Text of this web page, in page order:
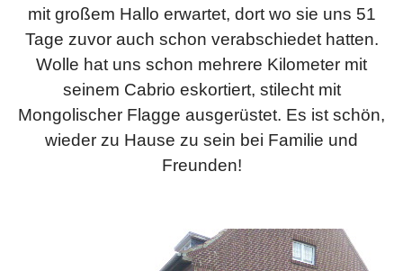
mit großem Hallo erwartet, dort wo sie uns 51
Tage zuvor auch schon verabschiedet hatten.
Wolle hat uns schon mehrere Kilometer mit
seinem Cabrio eskortiert, stilecht mit
Mongolischer Flagge ausgerüstet. Es ist schön,
wieder zu Hause zu sein bei Familie und
Freunden!